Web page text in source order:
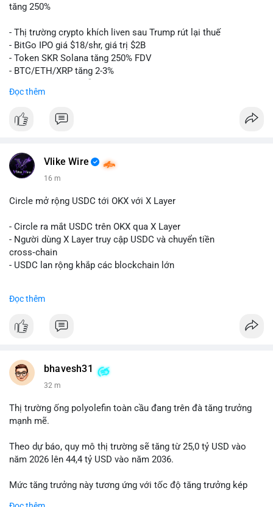
tăng 250%
- Thị trường crypto khích liven sau Trump rút lại thuế
- BitGo IPO giá $18/shr, giá trị $2B
- Token SKR Solana tăng 250% FDV
- BTC/ETH/XRP tăng 2-3%
- US Senates chuẩn bị hành động Clarity Act
- Nga công nhận crypto là tài sản
$btc#btc$eth
📰 Nguồn: Decrypt
Đọc thêm
Vlike Wire
16 m
Circle mở rộng USDC tới OKX với X Layer
- Circle ra mắt USDC trên OKX qua X Layer
- Người dùng X Layer truy cập USDC và chuyển tiền
cross‑chain
- USDC lan rộng khắp các blockchain lớn
📰 Nguồn: Cointelegraph
Đọc thêm
bhavesh31
32 m
Thị trường ống polyolefin toàn cầu đang trên đà tăng trưởng
mạnh mẽ.
Theo dự báo, quy mô thị trường sẽ tăng từ 25,0 tỷ USD vào
năm 2026 lên 44,4 tỷ USD vào năm 2036.
Mức tăng trưởng này tương ứng với tốc độ tăng trưởng kép